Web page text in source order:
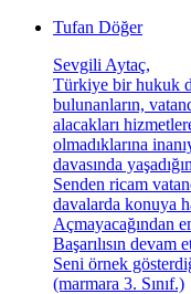
Tufan Döğer
Sevgili Aytaç,
Türkiye bir hukuk
bulunanların,
alacakları
olmadıklarına
davasında
Senden ricam
davalarda konuya
Açmayacağından
Başarılısın devam
Seni örnek
(marmara 3. Sınıf.)